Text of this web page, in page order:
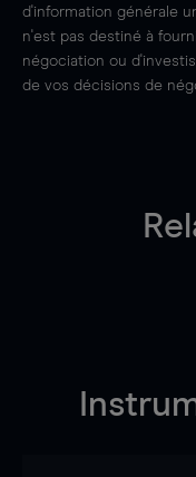
d'information générale
n'est pas destiné à
négociation ou
de vos décisions de